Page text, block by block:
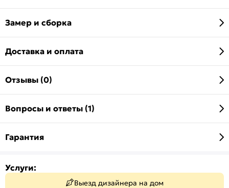
Замер и сборка
Доставка и оплата
Отзывы (0)
Вопросы и ответы (1)
Гарантия
Услуги:
Выезд дизайнера на дом